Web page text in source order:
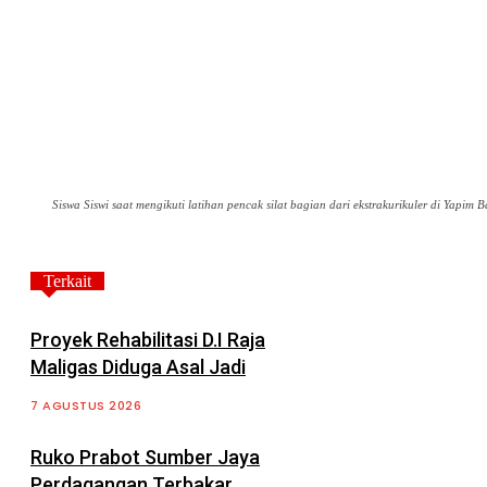
Siswa Siswi saat mengikuti latihan pencak silat bagian dari ekstrakurikuler di Yapim
Terkait
Proyek Rehabilitasi D.I Raja
Maligas Diduga Asal Jadi
7 AGUSTUS 2026
Ruko Prabot Sumber Jaya